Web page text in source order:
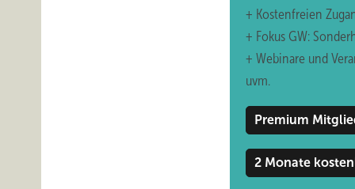
+ Kostenfreien
+ Fokus GW:
+ Webinare und
uvm.
Premium
2 Monate